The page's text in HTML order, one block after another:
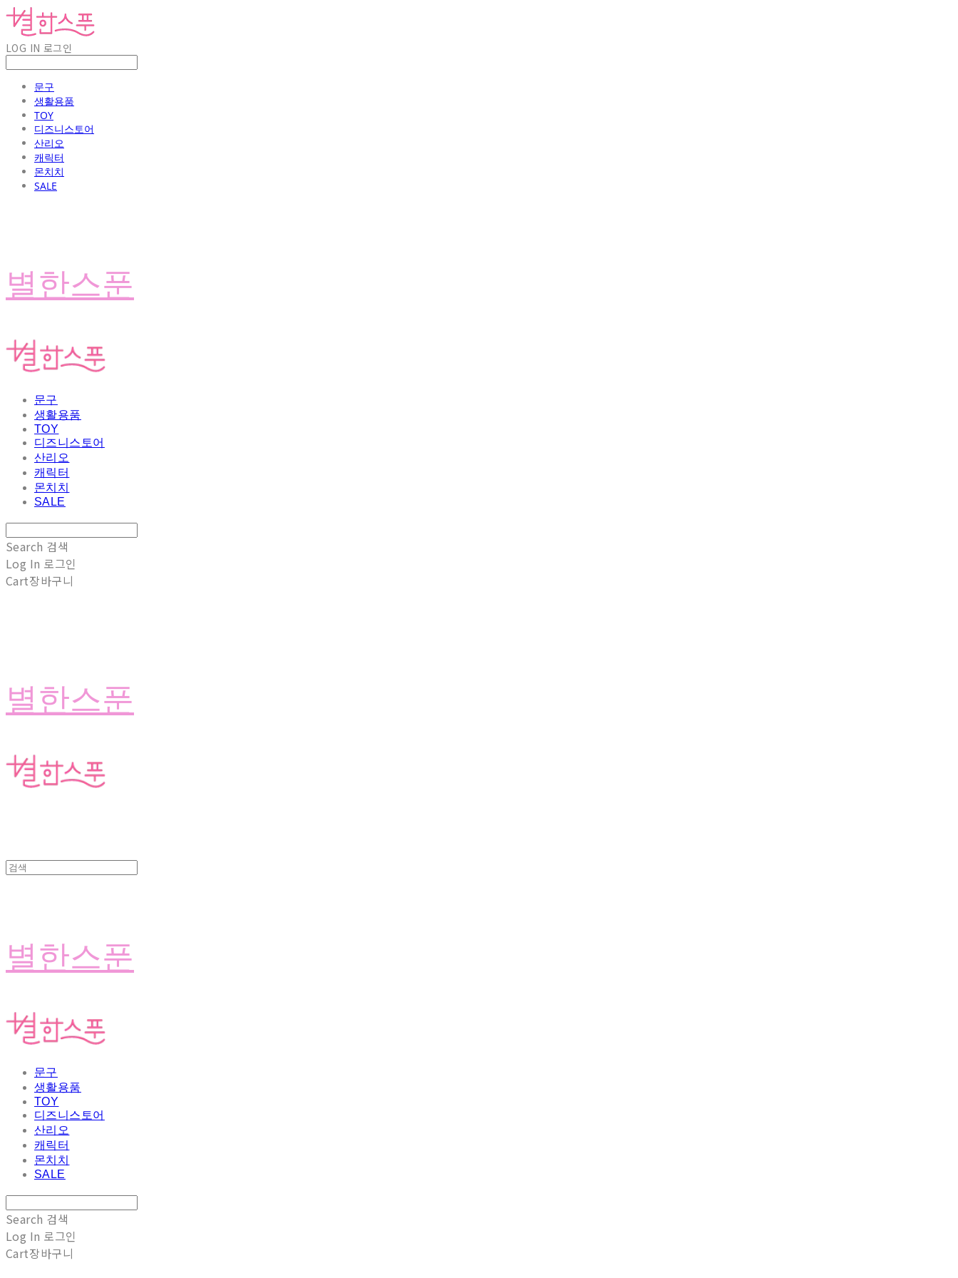
LOG IN 로그인
문구
생활용품
TOY
디즈니스토어
산리오
캐릭터
몬치치
SALE
별한스푼
문구
생활용품
TOY
디즈니스토어
산리오
캐릭터
몬치치
SALE
Search 검색
Log In 로그인
Cart장바구니
별한스푼
별한스푼
문구
생활용품
TOY
디즈니스토어
산리오
캐릭터
몬치치
SALE
Search 검색
Log In 로그인
Cart장바구니